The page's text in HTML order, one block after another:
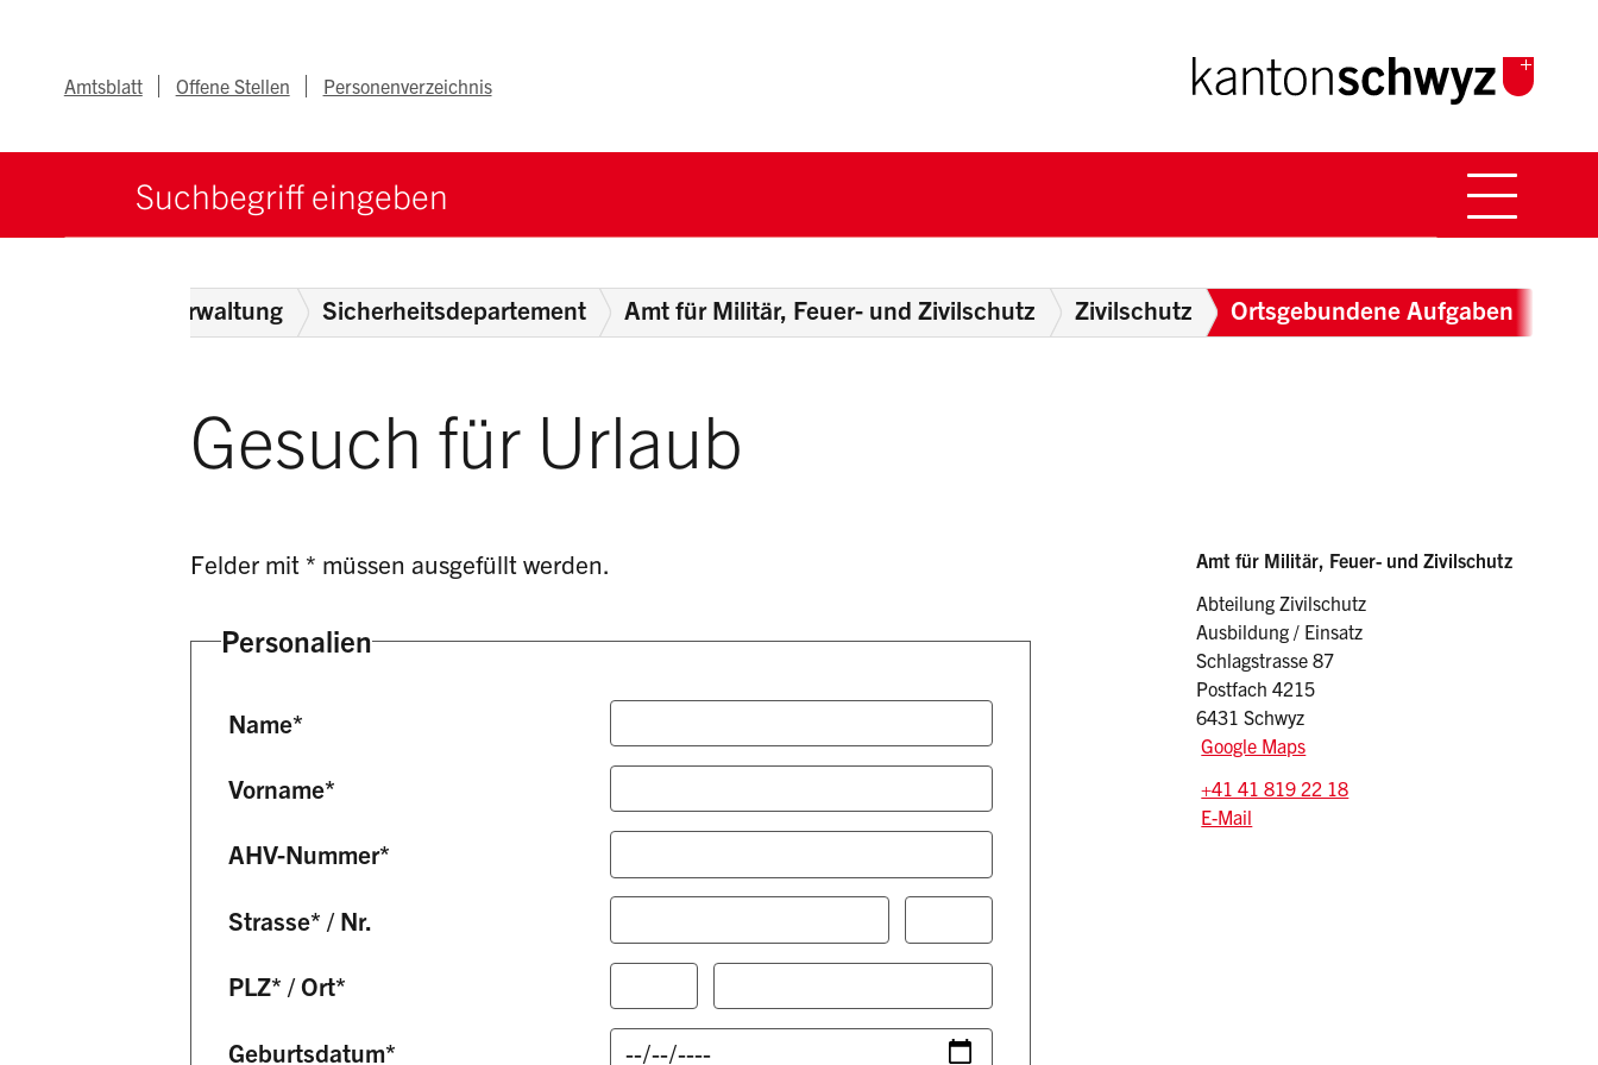
Metanav
Amtsblatt Offene Stellen Personenverzeichnis
Suchbegriff
Breadcrumb
Verwaltung Sicherheitsdepartement Amt für Militär, Feuer- und Zivilschutz Zivilschutz Ortsgebundene Aufgaben
Gesuch für Urlaub
Felder mit * müssen ausgefüllt werden.
Personalien
Name*
Vorname*
AHV-Nummer*
Strasse* / Nr.
PLZ* /Ort*
Geburtsdatum*
Sidebar
Adresse
Amt für Militär, Feuer- und Zivilschutz
Abteilung Zivilschutz
Ausbildung / Einsatz
Schlagstrasse 87
Postfach 4215
6431 Schwyz
Google Maps
Tel.:
+41 41 819 22 18
E-Mail: zivilschutz
E-Mail